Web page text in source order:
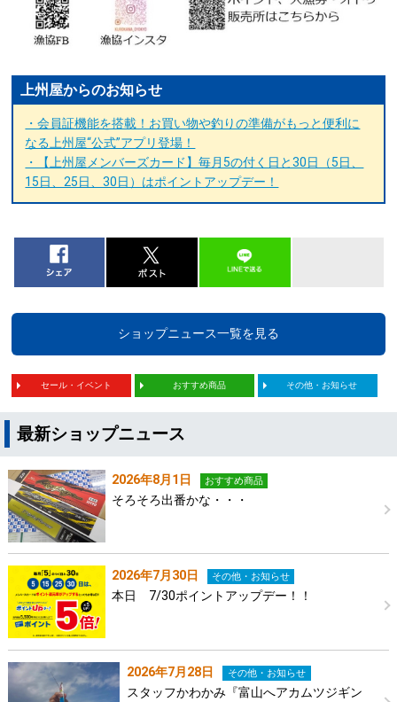
上州屋からのお知らせ
・会員証機能を搭載！お買い物や釣りの準備がもっと便利に
なる上州屋“公式”アプリ登場！
・【上州屋メンバーズカード】毎月5の付く日と30日（5日、
15日、25日、30日）はポイントアップデー！
ショップニュース一覧を見る
セール・イベント おすすめ商品 その他・お知らせ
最新ショップニュース
2026年8月1日 おすすめ商品
そろそろ出番かな・・・
2026年7月30日 その他・お知らせ
本日 7/30ポイントアップデー！！
2026年7月28日 その他・お知らせ
スタッフかわかみ『富山へアカムツジギン